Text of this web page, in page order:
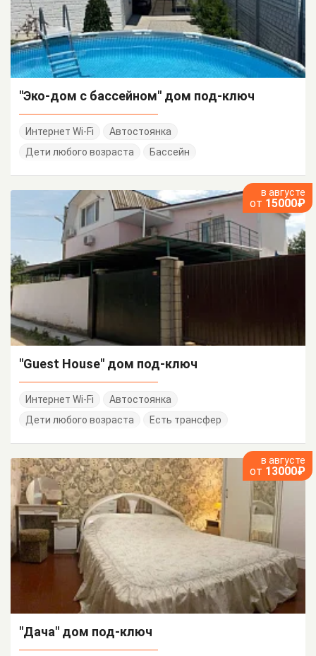
"Эко-дом с бассейном" дом под-ключ
Интернет Wi-Fi
Автостоянка
Дети любого возраста
Бассейн
в августе
от 15000₽
"Guest House" дом под-ключ
Интернет Wi-Fi
Автостоянка
Дети любого возраста
Есть трансфер
в августе
от 13000₽
"Дача" дом под-ключ